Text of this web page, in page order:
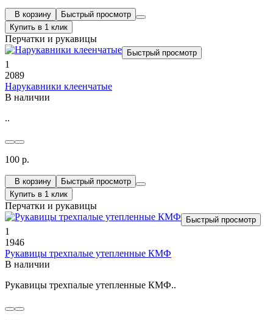
В корзину
Быстрый просмотр
Купить в 1 клик
Перчатки и рукавицы
Быстрый просмотр
1
2089
Нарукавники клеенчатые
В наличии
..
100 р.
В корзину
Быстрый просмотр
Купить в 1 клик
Перчатки и рукавицы
Быстрый просмотр
1
1946
Рукавицы трехпалые утепленные КМФ
В наличии
Рукавицы трехпалые утепленные КМФ..